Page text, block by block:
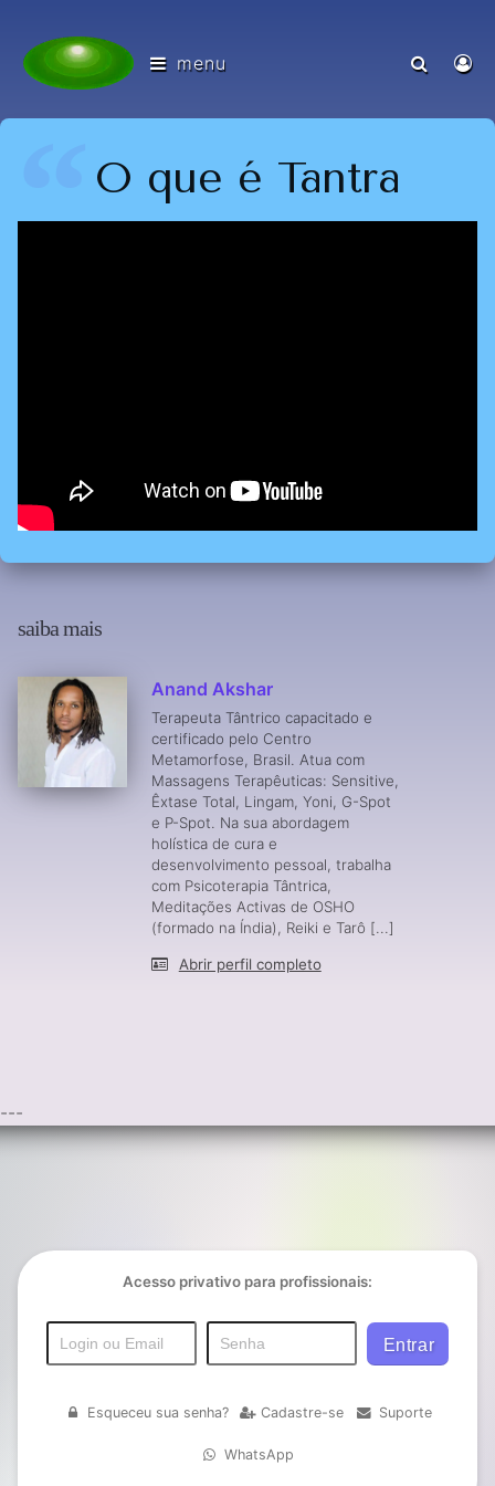
menu
O que é Tantra
saiba mais
Anand Akshar
Terapeuta Tântrico capacitado e
certificado pelo Centro
Metamorfose, Brasil. Atua com
Massagens Terapêuticas: Sensitive,
Êxtase Total, Lingam, Yoni, G-Spot
e P-Spot. Na sua abordagem
holística de cura e
desenvolvimento pessoal, trabalha
com Psicoterapia Tântrica,
Meditações Activas de OSHO
(formado na Índia), Reiki e Tarô [...]
Abrir perfil completo
---
Acesso privativo para profissionais:
Esqueceu sua senha? Cadastre-se Suporte
WhatsApp